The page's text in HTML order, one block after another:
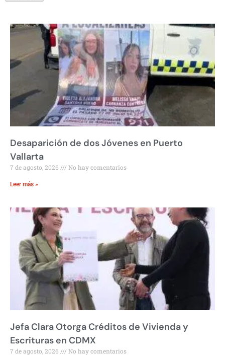
Desaparición de dos Jóvenes en Puerto
Vallarta
7 de agosto, 2026 No hay comentarios
Leer más »
Jefa Clara Otorga Créditos de Vivienda y
Escrituras en CDMX
7 de agosto, 2026 No hay comentarios